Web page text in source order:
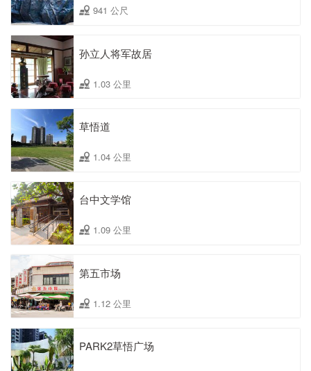
941 公尺
孙立人将军故居
1.03 公里
草悟道
1.04 公里
台中文学馆
1.09 公里
第五市场
1.12 公里
PARK2草悟广场